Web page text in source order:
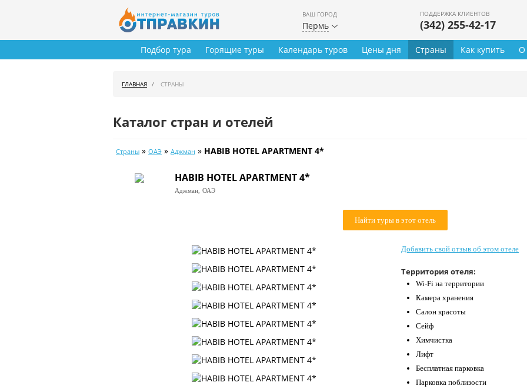
ВАШ ГОРОД
Пермь
ПОДДЕРЖКА КЛИЕНТОВ
(342) 255-42-17
Подбор тура Горящие туры Календарь туров Цены дня Страны Как купить О
ГЛАВНАЯ СТРАНЫ
Каталог стран и отелей
Страны » ОАЭ » Аджман » HABIB HOTEL APARTMENT 4*
HABIB HOTEL APARTMENT 4*
Аджман, ОАЭ
Найти туры в этот отель
Добавить свой отзыв об этом отеле
Территория отеля:
Wi-Fi на территории
Камера хранения
Салон красоты
Сейф
Химчистка
Лифт
Бесплатная парковка
Парковка поблизости